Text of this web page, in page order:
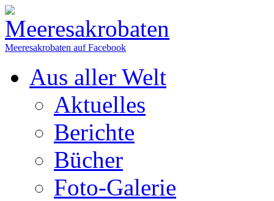
Meeresakrobaten auf Facebook
Aus aller Welt
Aktuelles
Berichte
Bücher
Foto-Galerie